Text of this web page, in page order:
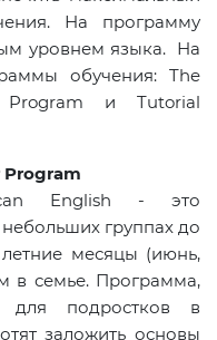
На программу
уровнем языка. На
обучения: The
Program иTutorial
Program
English - это
группах до
месяцы (июнь,
в семье. Программа,
для подростков в
заложить основы